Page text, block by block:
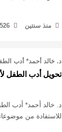
منذ سنتين
د. خالد أحمد* أدب
تحويل أدب الطفل
د. خالد أحمد* أدب
للاستفادة من